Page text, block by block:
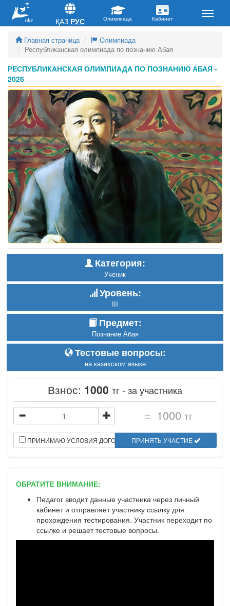
Главная страница
Олимпиада
Республиканская олимпиада по познанию Абая
РЕСПУБЛИКАНСКАЯ ОЛИМПИАДА ПО ПОЗНАНИЮ АБАЯ -
2026
Категория:
Ученик
Уровень:
III
Предмет:
Познание Абая
Тестовые вопросы:
на казахском языке
Взнос: 1000 тг - за участника
= 1000 тг
ПРИНИМАЮ УСЛОВИЯ ДОГОВОРА ПРИНЯТЬ УЧАСТИЕ
ОБРАТИТЕ ВНИМАНИЕ:
Педагог вводит данные участника через личный
кабинет и отправляет участнику ссылку для
прохождения тестирования. Участник переходит по
ссылке и решает тестовые вопросы.
ҚАЗ РУС